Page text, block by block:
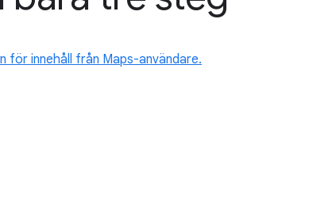
för innehåll från Maps-användare.